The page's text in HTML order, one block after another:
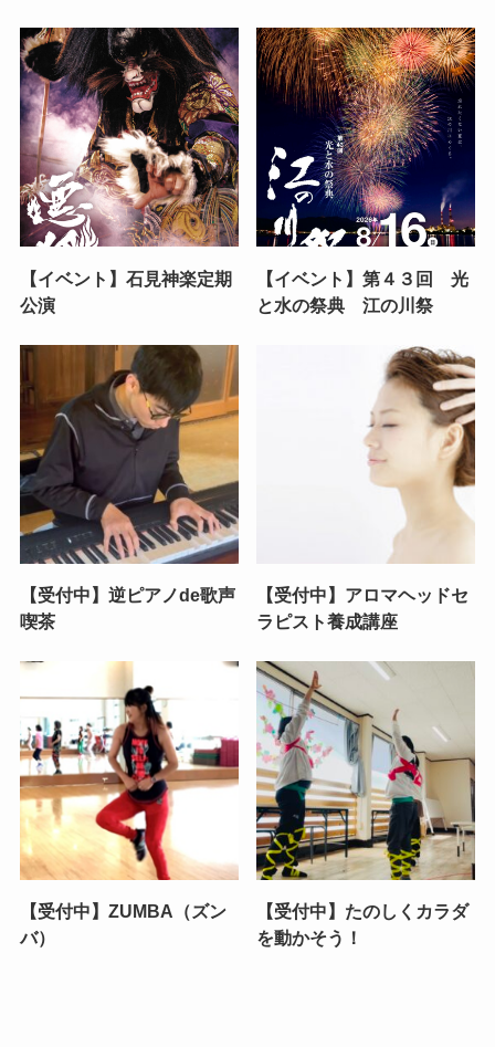
【イベント】石見神楽定期
公演
【イベント】第４３回 光
と水の祭典 江の川祭
【受付中】逆ピアノde歌声
喫茶
【受付中】アロマヘッドセ
ラピスト養成講座
【受付中】ZUMBA（ズン
バ）
【受付中】たのしくカラダ
を動かそう！